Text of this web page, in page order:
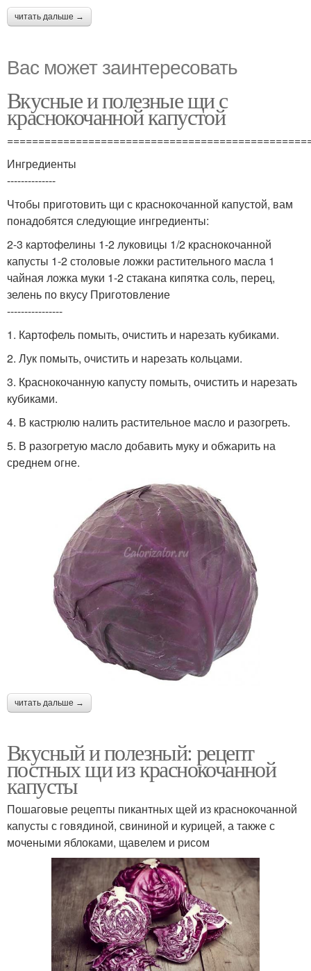
читать дальше →
Вас может заинтересовать
Вкусные и полезные щи с
краснокочанной капустой
Ингредиенты
--------------
Чтобы приготовить щи с краснокочанной капустой, вам
понадобятся следующие ингредиенты:
2-3 картофелины 1-2 луковицы 1/2 краснокочанной
капусты 1-2 столовые ложки растительного масла 1
чайная ложка муки 1-2 стакана кипятка соль, перец,
зелень по вкусу Приготовление
----------------
1. Картофель помыть, очистить и нарезать кубиками.
2. Лук помыть, очистить и нарезать кольцами.
3. Краснокочанную капусту помыть, очистить и нарезать
кубиками.
4. В кастрюлю налить растительное масло и разогреть.
5. В разогретую масло добавить муку и обжарить на
среднем огне.
читать дальше →
Вкусный и полезный: рецепт
постных щи из краснокочанной
капусты
Пошаговые рецепты пикантных щей из краснокочанной
капусты с говядиной, свининой и курицей, а также с
мочеными яблоками, щавелем и рисом